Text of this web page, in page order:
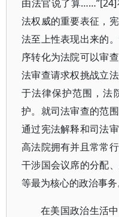
由法官说了算
法权威的重要表征，
法至上性表现出来的
序转化为法院可以审
法审查请求权挑战立
于法律保护范围，法
护。就司法审查的范
通过宪法解释和司法
高法院拥有并且常常
干涉国会议席的分配
等最为核心的政治事务
在美国政治生活